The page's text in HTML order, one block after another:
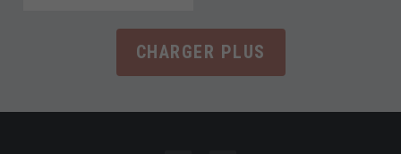
CHARGER PLUS